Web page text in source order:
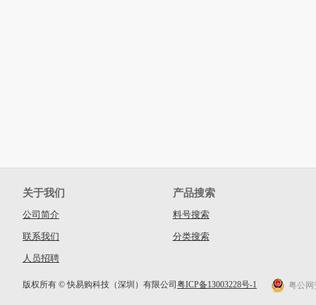
关于我们
公司简介
联系我们
人员招聘
产品搜索
料号搜索
分类搜索
版权所有 © 快易购科技（深圳）有限公司 粤ICP备13003228号-1 粤公网